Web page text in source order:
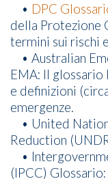
• DPC
della Protezione
termini sui rischi
• Australian
EMA: Il
e definizioni
emergenze.
• United
Reduction
•
(IPCC)